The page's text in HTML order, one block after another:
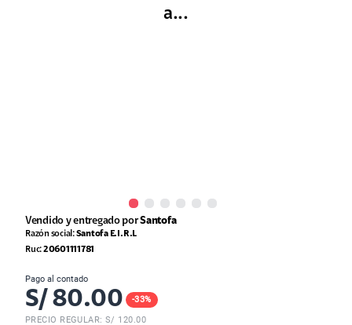
a...
Vendido y entregado porSantofa
Razón social:Santofa E.I.R.L
Ruc:20601111781
Pago al contado
S/ 80.00 -33%
PRECIO REGULAR: S/ 120.00